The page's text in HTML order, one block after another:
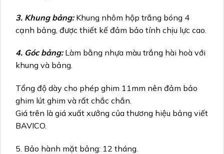
3. Khung bảng:Khung nhôm hộp trắng bóng 4
cạnh bảng, được thiết kế đảm bảo tính chịu lực cao.
4. Góc bảng: Làm bằng nhựa màu trắng hài hoà với
khung và bảng.
Tổng độ dày cho phép ghim 11mm nên đảm bảo
ghim lút ghim và rất chắc chắn.
Giá trên là giá xuất xưởng của thương hiệu bảng viết
BAVICO.
5. Bảo hành mặt bảng: 12 tháng.